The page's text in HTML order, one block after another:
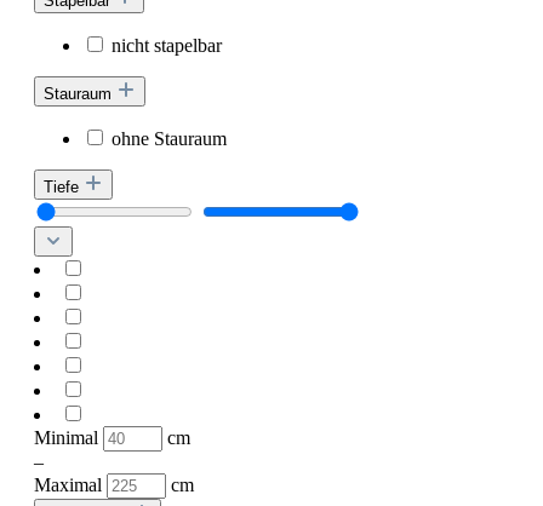
nicht stapelbar
Stauraum
ohne Stauraum
Tiefe
Minimal
cm
–
Maximal
cm